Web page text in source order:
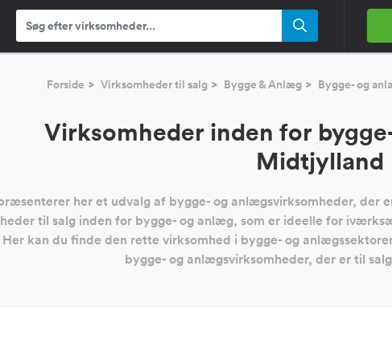
Forside Virksomheder til salg Bygge & Anlæg Bygge- og
Virksomheder inden for
Midtjylland
her et udvalg af bygge- og anlægsvirksomheder,
til salg inden for bygge- og anlæg, som er ideelle for
kan du finde den rette virksomhed i bygge- og
bygge- og anlægsvirksomheder, der er til